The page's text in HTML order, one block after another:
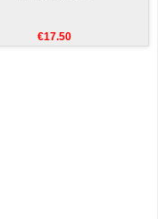
€17.50